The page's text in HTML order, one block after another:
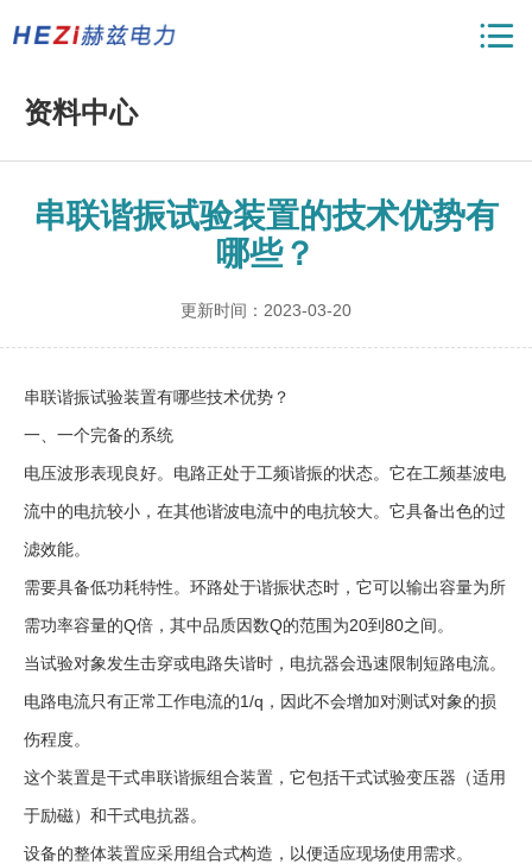
资料中心
串联谐振试验装置的技术优势有
哪些？
更新时间：2023-03-20
串联谐振试验装置有哪些技术优势？
一、一个完备的系统
电压波形表现良好。电路正处于工频谐振的状态。它在工频基波电
流中的电抗较小，在其他谐波电流中的电抗较大。它具备出色的过
滤效能。
需要具备低功耗特性。环路处于谐振状态时，它可以输出容量为所
需功率容量的Q倍，其中品质因数Q的范围为20到80之间。
当试验对象发生击穿或电路失谐时，电抗器会迅速限制短路电流。
电路电流只有正常工作电流的1/q，因此不会增加对测试对象的损
伤程度。
这个装置是干式串联谐振组合装置，它包括干式试验变压器（适用
于励磁）和干式电抗器。
设备的整体装置应采用组合式构造，以便适应现场使用需求。